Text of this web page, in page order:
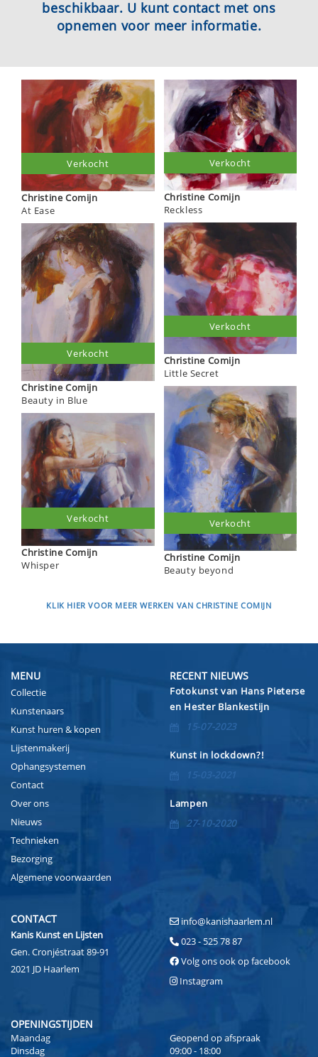
beschikbaar. U kunt contact met ons
opnemen voor meer informatie.
Christine Comijn
At Ease
Verkocht
Christine Comijn
Beauty in Blue
Verkocht
Christine Comijn
Whisper
Verkocht
Christine Comijn
Reckless
Verkocht
Christine Comijn
Little Secret
Verkocht
Christine Comijn
Beauty beyond
Verkocht
KLIK HIER VOOR MEER WERKEN VAN CHRISTINE COMIJN
MENU
Collectie
Kunstenaars
Kunst huren & kopen
Lijstenmakerij
Ophangsystemen
Contact
Over ons
Nieuws
Technieken
Bezorging
Algemene voorwaarden
RECENT NIEUWS
Fotokunst van Hans Pieterse
en Hester Blankestijn
15-07-2023
Kunst in lockdown?!
15-03-2021
Lampen
27-10-2020
CONTACT
Kanis Kunst en Lijsten
Gen. Cronjéstraat 89-91
2021 JD Haarlem
info@kanishaarlem.nl
023 - 525 78 87
Volg ons ook op facebook
Instagram
OPENINGSTIJDEN
Maandag
Geopend op afspraak
Dinsdag
09:00 - 18:00